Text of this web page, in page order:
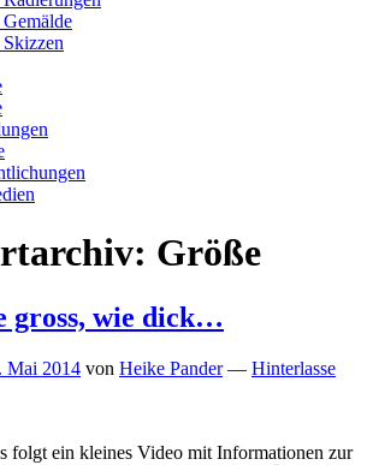
Größe
gross, wie dick…
Mai 2014 von Heike Pander — Hinterlasse
folgt ein kleines Video mit Informationen zur